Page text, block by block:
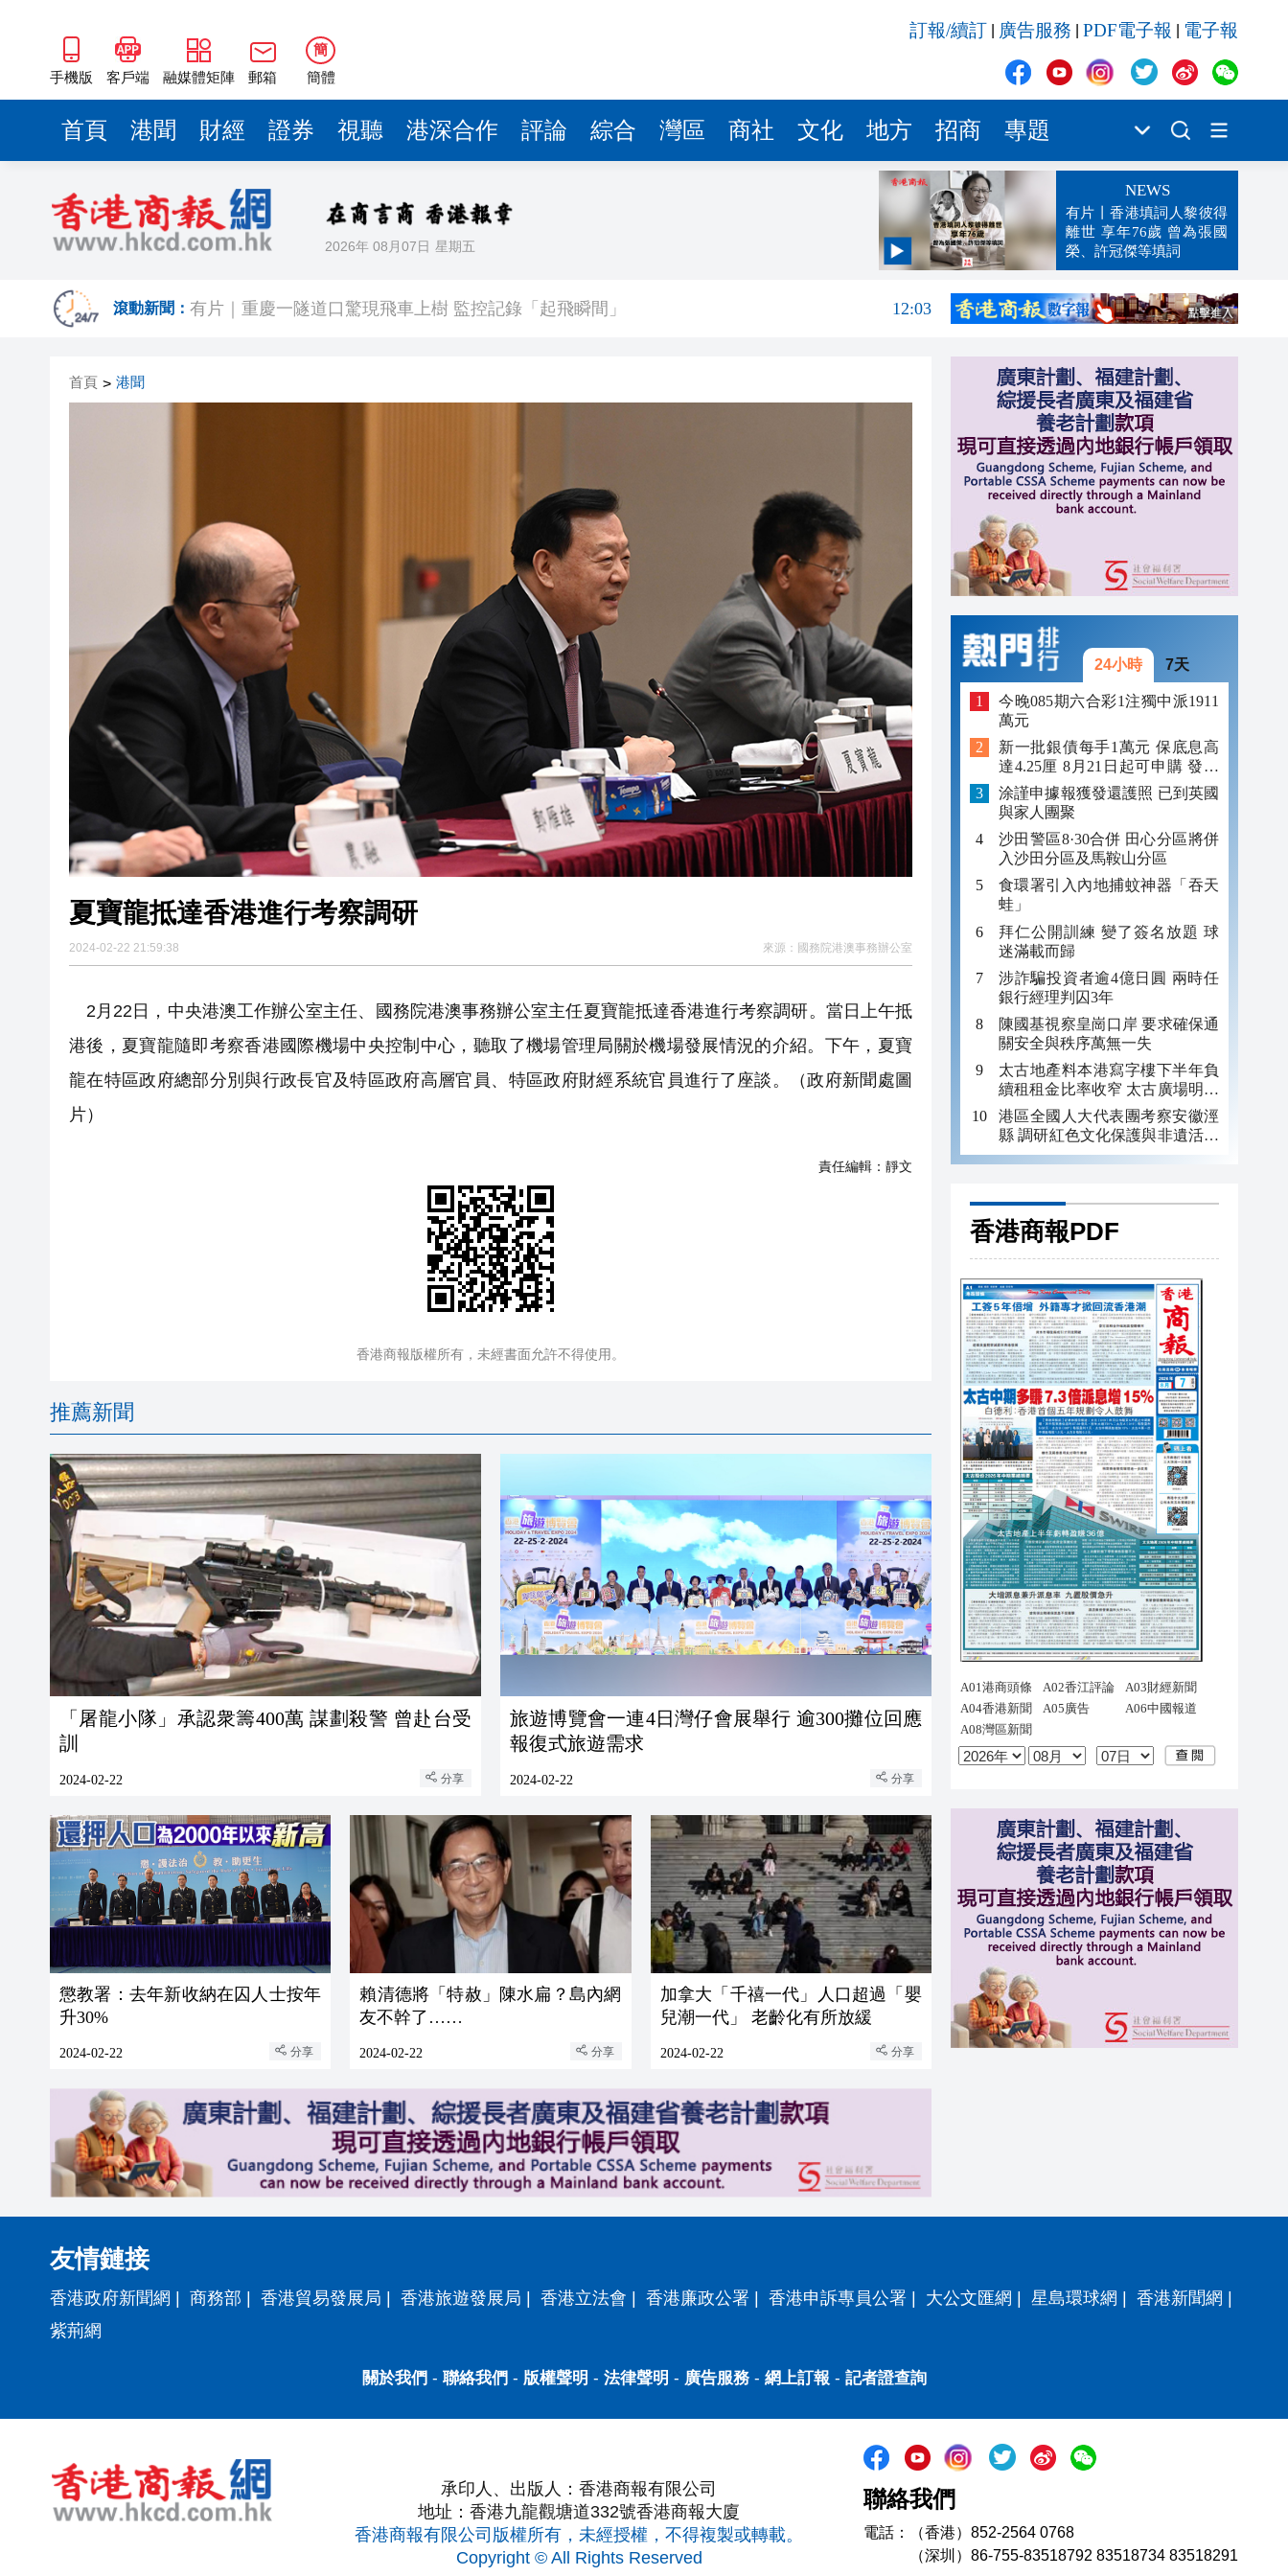
手機版 客戶端 融媒體矩陣 郵箱
簡
簡體
訂報/續訂 廣告服務 PDF電子報 電子報
首頁 港聞 財經 證券 視聽 港深合作 評論 綜合 灣區 商社 文化 地方 招商 專題
2026年 08月07日 星期五
NEWS
有片丨香港填詞人黎彼得
離世 享年76歲 曾為張國
榮、許冠傑等填詞
滾動新聞： 有片｜重慶一隧道口驚現飛車上樹 監控記錄「起飛瞬間」
12:03
人行據報正增加在香港的黃金儲備 支持香港成為黃金交易中心
首頁 > 港聞
夏寶龍抵達香港進行考察調研
2024-02-22 21:59:38 來源： 國務院港澳事務辦公室
2月22日，中央港澳工作辦公室主任、國務院港澳事務辦公室主任夏寶龍抵達香港進行考察調研。當日上午抵
港後，夏寶龍隨即考察香港國際機場中央控制中心，聽取了機場管理局關於機場發展情況的介紹。下午，夏寶
龍在特區政府總部分別與行政長官及特區政府高層官員、特區政府財經系統官員進行了座談。（政府新聞處圖
片）
責任編輯： 靜文
香港商報版權所有，未經書面允許不得使用。
推薦新聞
「屠龍小隊」承認衆籌400萬 謀劃殺警 曾赴台受
訓
2024-02-22 分享
旅遊博覽會一連4日灣仔會展舉行 逾300攤位回應
報復式旅遊需求
2024-02-22 分享
懲教署：去年新收納在囚人士按年
升30%
2024-02-22 分享
賴清德將「特赦」陳水扁？島內網
友不幹了……
2024-02-22 分享
加拿大「千禧一代」人口超過「嬰
兒潮一代」 老齡化有所放緩
2024-02-22 分享
24小時 7天
今晚085期六合彩1注獨中派1911
萬元
新一批銀債每手1萬元 保底息高
達4.25厘 8月21日起可申購 發行
金額最多550億
涂謹申據報獲發還護照 已到英國
與家人團聚
沙田警區8·30合併 田心分區將併
入沙田分區及馬鞍山分區
食環署引入內地捕蚊神器「吞天
蛙」
拜仁公開訓練 變了簽名放題 球
迷滿載而歸
涉詐騙投資者逾4億日圓 兩時任
銀行經理判囚3年
陳國基視察皇崗口岸 要求確保通
關安全與秩序萬無一失
太古地產料本港寫字樓下半年負
續租租金比率收窄 太古廣場明年
轉正
港區全國人大代表團考察安徽涇
縣 調研紅色文化保護與非遺活態
傳承
香港商報PDF
友情鏈接
香港政府新聞網 | 商務部 | 香港貿易發展局 | 香港旅遊發展局 | 香港立法會 | 香港廉政公署 | 香港申訴專員公署 | 大公文匯網 | 星島環球網 | 香港新聞網 |
紫荊網
關於我們 - 聯絡我們 - 版權聲明 - 法律聲明 - 廣告服務- 網上訂報 - 記者證查詢
承印人、出版人：香港商報有限公司
地址：香港九龍觀塘道332號香港商報大廈
香港商報有限公司版權所有，未經授權，不得複製或轉載。
Copyright © All Rights Reserved
聯絡我們
電話：（香港）852-2564 0768
（深圳）86-755-83518792 83518734 83518291